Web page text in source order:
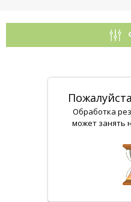
Обработка
может занять